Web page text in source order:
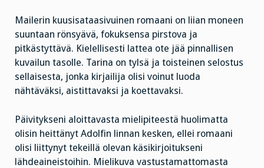
Mailerin kuusisataasivuinen romaani on liian moneen
suuntaan rönsyävä, fokuksensa pirstova ja
pitkästyttävä. Kielellisesti lattea ote jää pinnallisen
kuvailun tasolle. Tarina on tylsä ja toisteinen selostus
sellaisesta, jonka kirjailija olisi voinut luoda
nähtäväksi, aistittavaksi ja koettavaksi.
Päivitykseni aloittavasta mielipiteestä huolimatta
olisin heittänyt Adolfin linnan kesken, ellei romaani
olisi liittynyt tekeillä olevan käsikirjoitukseni
lähdeaineistoihin. Mielikuva vastustamattomasta